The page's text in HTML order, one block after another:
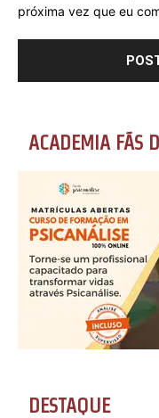
próxima vez que eu
ACADEMIA FÃS
DESTAQUE